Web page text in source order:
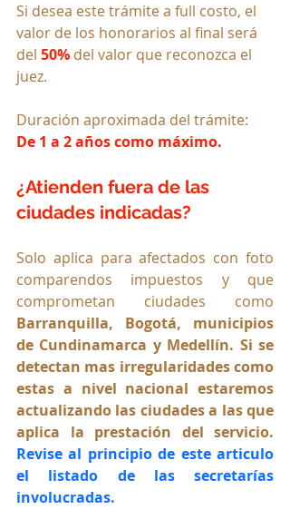
Si desea este trámite a full costo, el
valor de los honorarios al final será
del 50% del valor que reconozca el
juez.
Duración aproximada del trámite:
De 1 a 2 años como máximo.
¿Atienden fuera de las
ciudades indicadas?
Solo aplica para afectados con foto
comparendos impuestos y que
Barranquilla, Bogotá, municipios
de Cundinamarca y Medellín. Si se
detectan mas irregularidades como
estas a nivel nacional estaremos
actualizando las ciudades a las que
Revise al principio de este articulo
el listado de las secretarías
involucradas.